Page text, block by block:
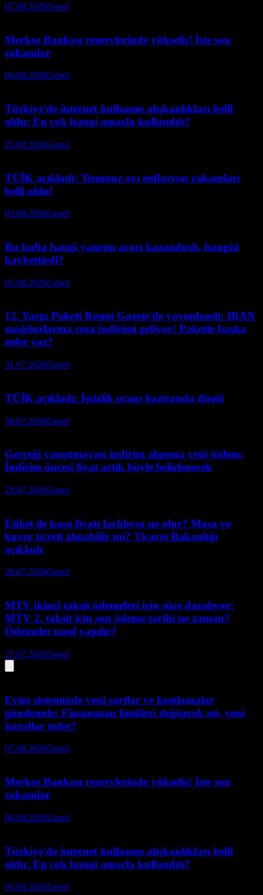
07.08.2026Genel
Merkez Bankası rezervlerinde yükseliş! İşte son
rakamlar
06.08.2026Genel
Türkiye'de internet kullanım alışkanlıkları belli
oldu: En çok hangi amaçla kullanıldı?
05.08.2026Genel
TÜİK açıkladı: Temmuz ayı enflasyon rakamları
belli oldu!
03.08.2026Genel
Bu hafta hangi yatırım aracı kazandırdı, hangisi
kaybettirdi?
01.08.2026Genel
12. Yargı Paketi Resmi Gazete'de yayımlandı: IBAN
mağdurlarına ceza indirimi geliyor! Pakette başka
neler var?
31.07.2026Genel
TÜİK açıkladı: İşsizlik oranı haziranda düştü
30.07.2026Genel
Gerçeği yansıtmayan indirim algısına yeni önlem:
İndirim öncesi fiyat artık böyle belirlenecek
29.07.2026Genel
Etiket ile kasa fiyatı farklıysa ne olur? Masa ve
kuver ücreti alınabilir mi? Ticaret Bakanlığı
açıkladı
28.07.2026Genel
MTV ikinci taksit ödemeleri için süre daralıyor:
MTV 2. taksit için son ödeme tarihi ne zaman?
Ödemeler nasıl yapılır?
27.07.2026Genel
Evim sisteminde yeni şartlar ve kısıtlamalar
gündemde: Finansman limitleri değişecek mi, yeni
kurallar neler?
07.08.2026Genel
Merkez Bankası rezervlerinde yükseliş! İşte son
rakamlar
06.08.2026Genel
Türkiye'de internet kullanım alışkanlıkları belli
oldu: En çok hangi amaçla kullanıldı?
05.08.2026Genel